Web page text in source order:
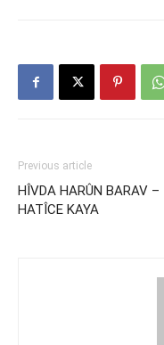
Previous article
HÎVDA HARÛN BARAV –
HATÎCE KAYA